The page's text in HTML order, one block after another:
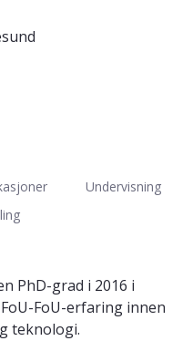
Undervisning
PhD-grad i 2016 i
FoU-erfaring innen
teknologi.